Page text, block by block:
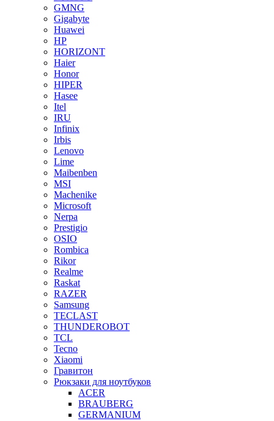
GMNG
Gigabyte
Huawei
HP
HORIZONT
Haier
Honor
HIPER
Hasee
Itel
IRU
Infinix
Irbis
Lenovo
Lime
Maibenben
MSI
Machenike
Microsoft
Nerpa
Prestigio
OSIO
Rombica
Rikor
Realme
Raskat
RAZER
Samsung
TECLAST
THUNDEROBOT
TCL
Tecno
Xiaomi
Гравитон
Рюкзаки для ноутбуков
ACER
BRAUBERG
GERMANIUM